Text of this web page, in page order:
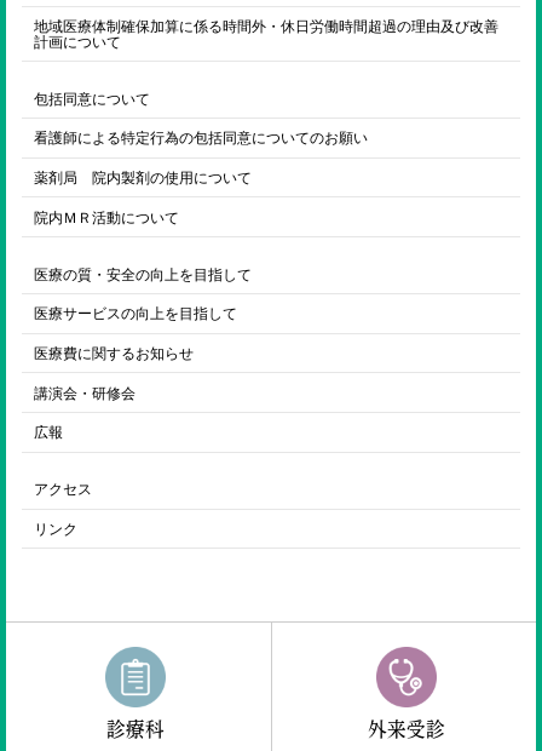
地域医療体制確保加算に係る時間外・休日労働時間超過の理由及び改善
計画について
包括同意について
看護師による特定行為の包括同意についてのお願い
薬剤局 院内製剤の使用について
院内ＭＲ活動について
医療の質・安全の向上を目指して
医療サービスの向上を目指して
医療費に関するお知らせ
講演会・研修会
広報
アクセス
リンク
診療科 外来受診